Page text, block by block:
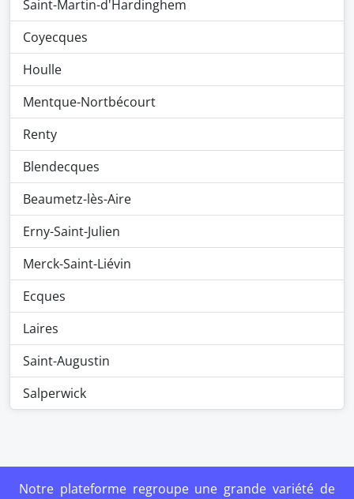
Saint-Martin-d'Hardinghem
Coyecques
Houlle
Mentque-Nortbécourt
Renty
Blendecques
Beaumetz-lès-Aire
Erny-Saint-Julien
Merck-Saint-Liévin
Ecques
Laires
Saint-Augustin
Salperwick
Notre plateforme regroupe une grande variété de